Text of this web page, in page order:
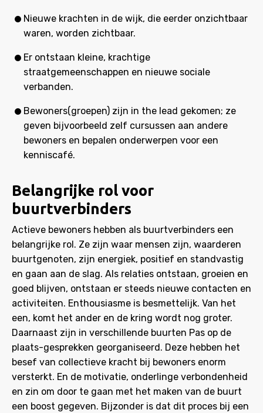
Nieuwe krachten in de wijk, die eerder onzichtbaar
waren, worden zichtbaar.
Er ontstaan kleine, krachtige
straatgemeenschappen en nieuwe sociale
verbanden.
Bewoners(groepen) zijn in the lead gekomen; ze
geven bijvoorbeeld zelf cursussen aan andere
bewoners en bepalen onderwerpen voor een
kenniscafé.
Belangrijke rol voor
buurtverbinders
Actieve bewoners hebben als buurtverbinders een
belangrijke rol. Ze zijn waar mensen zijn, waarderen
buurtgenoten, zijn energiek, positief en standvastig
en gaan aan de slag. Als relaties ontstaan, groeien en
goed blijven, ontstaan er steeds nieuwe contacten en
activiteiten. Enthousiasme is besmettelijk. Van het
een, komt het ander en de kring wordt nog groter.
Daarnaast zijn in verschillende buurten Pas op de
plaats-gesprekken georganiseerd. Deze hebben het
besef van collectieve kracht bij bewoners enorm
versterkt. En de motivatie, onderlinge verbondenheid
en zin om door te gaan met het maken van de buurt
een boost gegeven. Bijzonder is dat dit proces bij een